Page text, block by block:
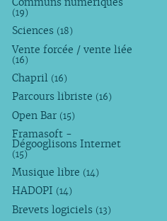
(19)
Sciences (18)
Vente forcée / vente liée
(16)
Chapril (16)
Parcours libriste (16)
Open Bar (15)
Framasoft -
Dégooglisons Internet
(15)
Musique libre (14)
HADOPI (14)
Brevets logiciels (13)